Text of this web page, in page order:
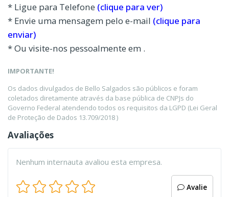
* Ligue para Telefone (clique para ver)
* Envie uma mensagem pelo e-mail (clique para
enviar)
* Ou visite-nos pessoalmente em .
IMPORTANTE!
Os dados divulgados de Bello Salgados são públicos e foram
coletados diretamente através da base pública de CNPJs do
Governo Federal atendendo todos os requisitos da LGPD (Lei Geral
de Proteção de Dados 13.709/2018 )
Avaliações
Nenhum internauta avaliou esta empresa.
Avalie